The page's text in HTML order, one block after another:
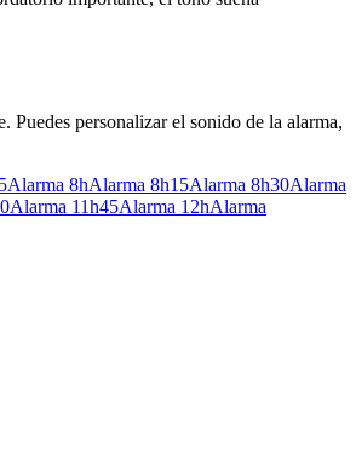
Puedes personalizar el sonido de la alarma,
Alarma 8hAlarma 8h15Alarma 8h30Alarma
Alarma 11h45Alarma 12hAlarma